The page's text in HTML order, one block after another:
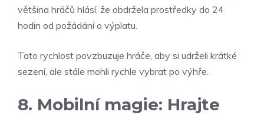
většina hráčů hlásí, že obdržela prostředky do 24
hodin od požádání o výplatu.
Tato rychlost povzbuzuje hráče, aby si udrželi krátké
sezení, ale stále mohli rychle vybrat po výhře.
8. Mobilní magie: Hrajte